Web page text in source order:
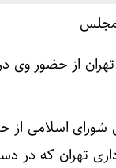
تهران از حضور
اسلامی از
تهران که در